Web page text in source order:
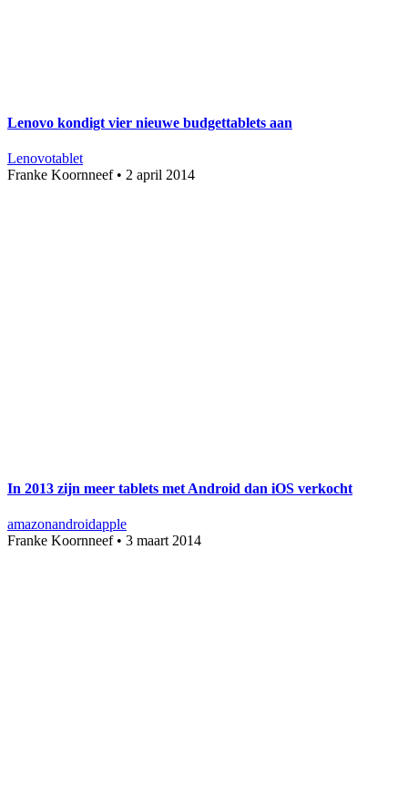
Lenovo kondigt vier nieuwe budgettablets aan
Lenovotablet
Franke Koornneef• 2 april 2014
In 2013 zijn meer tablets met Android dan iOS verkocht
amazonandroidapple
Franke Koornneef• 3 maart 2014